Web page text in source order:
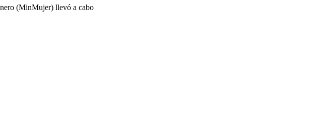
(MinMujer) llevó a cabo